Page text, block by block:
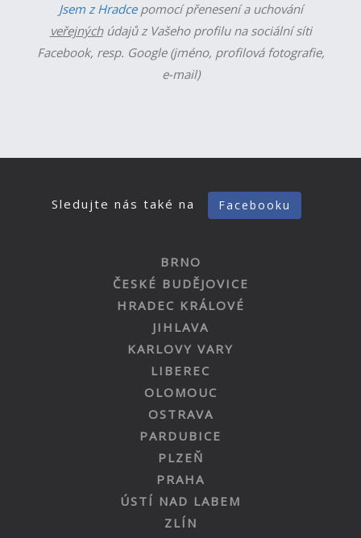
Jsem z Hradcepomocí přenesení a uchování
veřejnýchúdajů z Vašeho profilu na sociální síti
Facebook, resp. Google (jméno, profilová fotografie,
e-mail)
Sledujte nás také na Facebooku
BRNO
ČESKÉ BUDĚJOVICE
HRADEC KRÁLOVÉ
JIHLAVA
KARLOVY VARY
LIBEREC
OLOMOUC
OSTRAVA
PARDUBICE
PLZEŇ
PRAHA
ÚSTÍ NAD LABEM
ZLÍN